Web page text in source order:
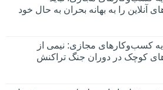
آنلاین را به بهانه بحران به حال خود
کسب‌وکارهای مجازی: نیمی از
کوچک در دوران جنگ‌ تراکنش